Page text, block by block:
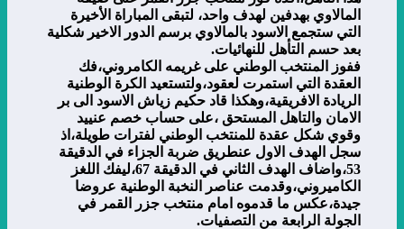
المالاوي بهدفين لهدف واحد، لتبقى المباراة الأخيرة
التي ستجمع الاسود بالمالاوي برسم الدور الاخير شكلية
بعد حسم التأهل للنهائيات.
ففوز المنتخب الوطني على غريمه الكامروني،فك
العقدة التي استمرت لعقود،ولتستعيد الكرة الوطنية
الريادة الافريقية،وهكذا قاد حكيم زياش الاسود الى بر
الامان والتاهل المستحق ،على حساب خصم عنييد
وقوي شكل عقدة للمنتخب الوطني لفترات طويلة،اذ
سجل الهدف الاول عنطريق ضربة الجزاء في الدقيقة
53،واضاف الهدف الثاني في الدقيقة 67،ليفك اللغز
الكاميروني،وقدمت عناصر النخبة الوطنية عروضا
جيدة،عكس ما قدموه امام منتخب جزر القمر في
الجولة الرابعة من التصفيات.